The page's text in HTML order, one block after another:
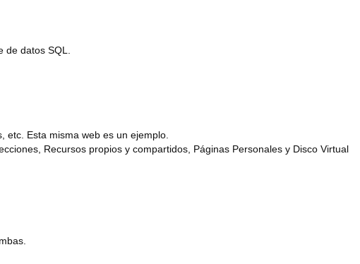
datos SQL.
etc. Esta misma web es un ejemplo.
Recursos propios y compartidos, Páginas Personales y Disco Virtual